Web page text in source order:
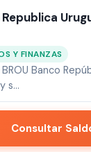
Republica
Y FINANZAS
Banco
s…
Consultar